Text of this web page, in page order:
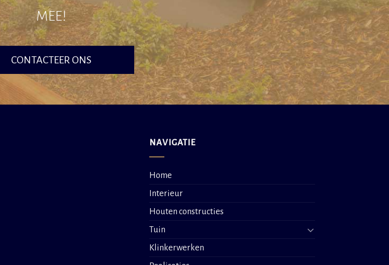
MEE!
CONTACTEER ONS
NAVIGATIE
Home
Interieur
Houten constructies
Tuin
Klinkerwerken